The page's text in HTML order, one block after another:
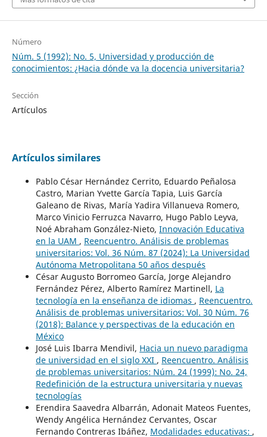
Número
Núm. 5 (1992): No. 5, Universidad y producción de
conocimientos: ¿Hacia dónde va la docencia universitaria?
Sección
Artículos
Artículos similares
Pablo César Hernández Cerrito, Eduardo Peñalosa
Castro, Marian Yvette García Tapia, Luis García
Galeano de Rivas, María Yadira Villanueva Romero,
Marco Vinicio Ferruzca Navarro, Hugo Pablo Leyva,
Noé Abraham González-Nieto, Innovación Educativa
en la UAM , Reencuentro. Análisis de problemas
universitarios: Vol. 36 Núm. 87 (2024): La Universidad
Autónoma Metropolitana 50 años después
César Augusto Borromeo García, Jorge Alejandro
Fernández Pérez, Alberto Ramírez Martinell, La
tecnología en la enseñanza de idiomas , Reencuentro.
Análisis de problemas universitarios: Vol. 30 Núm. 76
(2018): Balance y perspectivas de la educación en
México
José Luis Ibarra Mendivil, Hacia un nuevo paradigma
de universidad en el siglo XXI , Reencuentro. Análisis
de problemas universitarios: Núm. 24 (1999): No. 24,
Redefinición de la estructura universitaria y nuevas
tecnologías
Erendira Saavedra Albarrán, Adonait Mateos Fuentes,
Wendy Angélica Hernández Cervantes, Oscar
Fernando Contreras Ibáñez, Modalidades educativas: ,